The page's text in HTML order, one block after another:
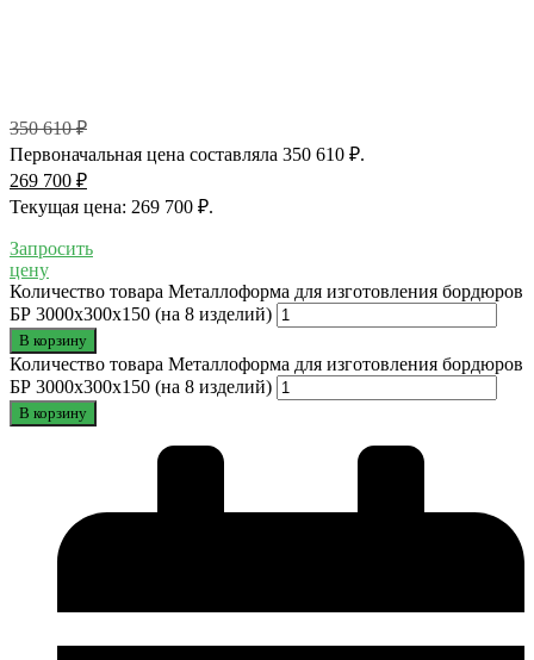
350 610₽
Первоначальная цена составляла 350 610 ₽.
269 700 ₽
Текущая цена: 269 700 ₽.
Запросить
цену
Количество товара Металлоформа для изготовления бордюров
БР 3000х300х150 (на 8 изделий)
В корзину
Количество товара Металлоформа для изготовления бордюров
БР 3000х300х150 (на 8 изделий)
В корзину